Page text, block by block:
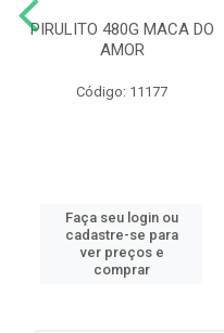
PIRULITO 480G MACA DO
AMOR
Código: 11177
Faça seu login ou
cadastre-se para
ver preços e
comprar